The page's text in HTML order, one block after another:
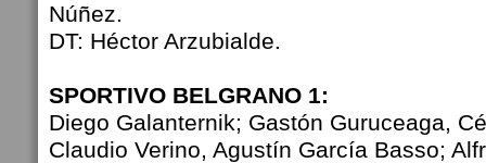
Núñez.
DT: Héctor Arzubialde.
SPORTIVO BELGRANO 1:
Diego Galanternik; Gastón Guruceaga,
Claudio Verino, Agustín García Basso;